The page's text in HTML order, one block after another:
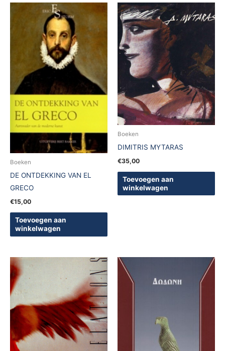
Boeken
DE ONTDEKKING VAN EL
GRECO
€15,00
Toevoegen aan
winkelwagen
Boeken
DIMITRIS MYTARAS
€35,00
Toevoegen aan
winkelwagen